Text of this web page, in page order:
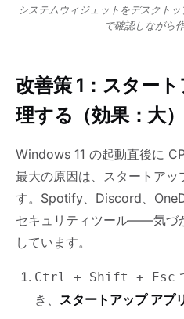
システムウィジェットをデスクト
で確認しながら
改善策 1：スター
理する（効果：大）
Windows 11 の起動直後に
最大の原因は、スタートア
す。Spotify、Discord、
セキュリティツール——気づ
しています。
Ctrl + Shift + Esc
き、 スタートアップ アプ